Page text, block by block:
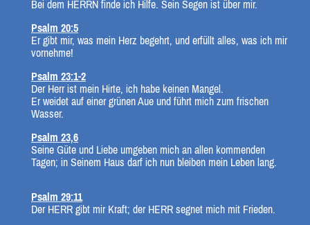
Bei dem HERRN finde ich Hilfe. Sein Segen ist über mir.
Psalm 20:5
Er gibt mir, was mein Herz begehrt, und erfüllt alles, was ich mir
vornehme!
Psalm 23:1-2
Der Herr ist mein Hirte, ich habe keinen Mangel.
Er weidet auf einer grünen Aue und führt mich zum frischen
Wasser.
Psalm 23,6
Seine Güte und Liebe umgeben mich an allen kommenden
Tagen; in Seinem Haus darf ich nun bleiben mein Leben lang.
Psalm 29:11
Der HERR gibt mir Kraft; der HERR segnet mich mit Frieden.